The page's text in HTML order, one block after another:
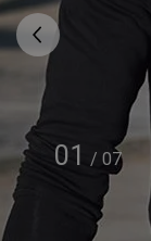
01 / 07